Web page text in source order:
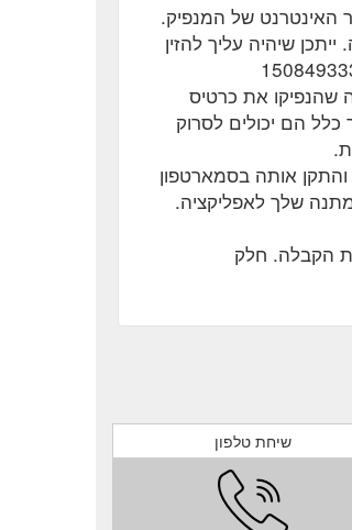
האינטרנט של המנפיק.
שיהיה עליך להזין
שהנפיקו את כרטיס
הם יכולים לסרוק
והתקן אותה בסמארטפון
שלך לאפליקציה.
הקבלה. חלק
שיחת טלפון